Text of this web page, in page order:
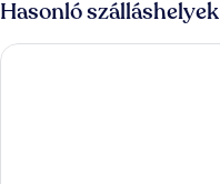
Hasonló szálláshelyek
Moxy Budapest Downtown